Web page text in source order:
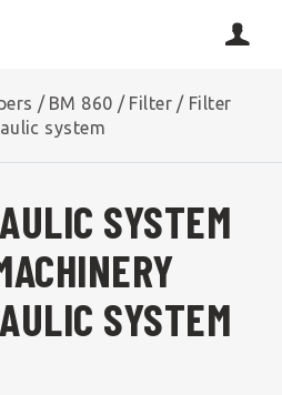
/ BM 860 / Filter / Filter
system
SYSTEM
SYSTEM